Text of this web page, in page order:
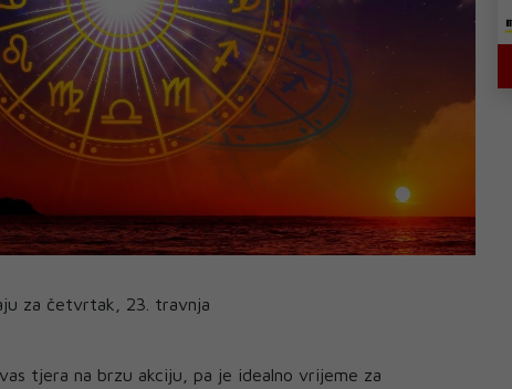
za četvrtak, 23. travnja
tjera na brzu akciju, pa je idealno vrijeme za